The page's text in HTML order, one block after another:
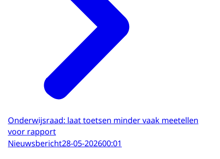
Onderwijsraad: laat toetsen minder vaak meetellen
voor rapport
Nieuwsbericht28-05-202600:01